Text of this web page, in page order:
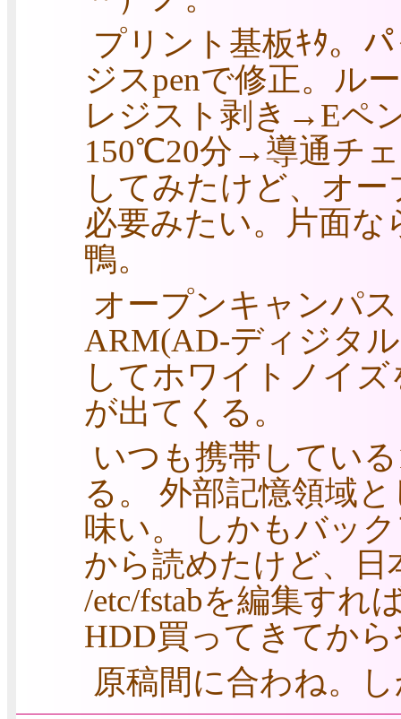
プリント基板ｷﾀ。
ジスpenで修正。ル
レジスト剥き→Eペ
150℃20分→導通チ
してみたけど、オ
必要みたい。片面
鴨。
オープンキャンパ
ARM(AD-ディジタ
してホワイトノイ
が出てくる。
いつも携帯してい
る。 外部記憶領域
味い。 しかもバッ
から読めたけど、
/etc/fstabを編集すれ
HDD買ってきてか
原稿間に合わね。